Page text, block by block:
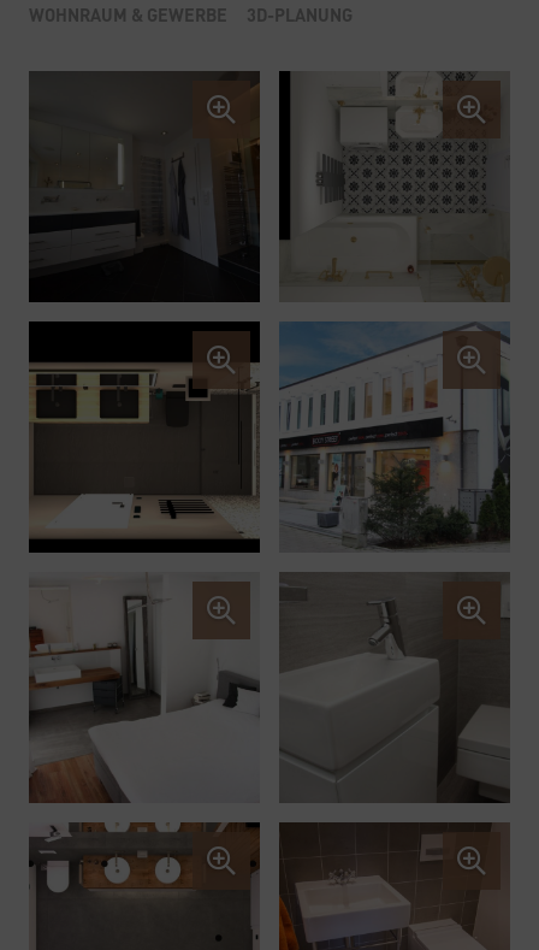
WOHNRAUM & GEWERBE 3D-PLANUNG